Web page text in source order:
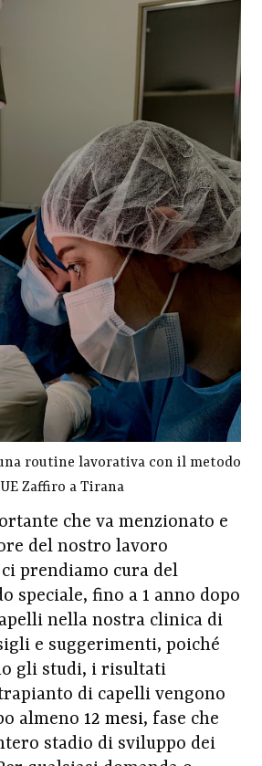
routine lavorativa con il metodo
Zaffiro a Tirana
che va menzionato e
del nostro lavoro
prendiamo cura del
speciale, fino a 1 anno dopo
nella nostra clinica di
e suggerimenti, poiché
gli studi, i risultati
di capelli vengono
almeno 12 mesi, fase che
stadio di sviluppo dei